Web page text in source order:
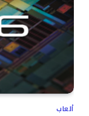
ألعاب